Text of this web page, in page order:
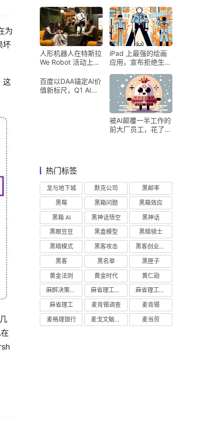
为
坏
这
人形机器人在特斯拉
We Robot 活动上为
iPad 上最强的绘画
应用，宣布拒绝生成
百度以DAA锚定AI价
值新标尺，Q1 AI营
被AI颠覆一半工作的
前大厂员工，花了8
热门标签
龙与地下城 默克公司
黑邮率
黑莓
黑箱问题
黑箱效应
黑箱 AI
黑神话悟空
黑神话
黑眼豆豆
黑盒模型
黑暗骑士
黑暗模式
黑客攻击
黑客创业主义
黑客
黑名单
黑匣子
黄金法则
黄金时代
黄仁勋
麻醉决策支持
麻省理工学院研究
麻省理工学院
麻省理工
麦肯锡调查
麦肯锡
麦格理银行
麦戈文脑研究所 麦当劳